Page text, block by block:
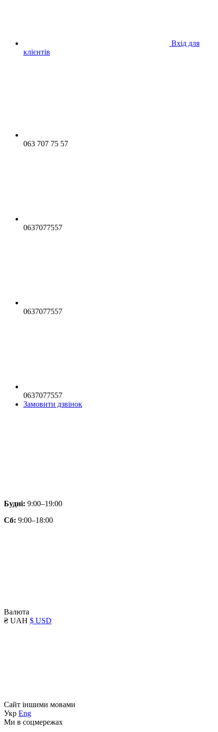
Вхід для
клієнтів
063 707 75 57
0637077557
0637077557
0637077557
Замовити дзвінок
Будні: 9:00–19:00
Сб: 9:00–18:00
Валюта
₴ UAH $ USD
Сайт іншими мовами
Укр Eng
Ми в соцмережах